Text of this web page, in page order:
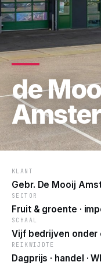
de
KLANT
Gebr. De Mooij
SECTOR
Fruit & groente ·
SCHAAL
Vijf bedrijven onder
REIKWIJDTE
Dagprijs · handel ·